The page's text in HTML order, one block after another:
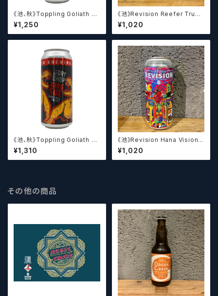
《池、秋》Toppling Goliath Di
gital Dawn / トップリング ゴラ
イアス デジタル ドーン【クラフト
ビール】
¥1,250
《池》Revision Reefer Truck
/ リーファー トラック【クラフトビ
ール】
¥1,020
《池、秋》Toppling Goliath D
DH King Sue / トップリング ゴ
ライアス ダブルドライホップ キ
ング スー【クラフトビール】
¥1,310
《池》Revision Hana Vision I
PA / ハナヴィジョンIPA【クラフ
トビール】
¥1,020
その他の商品